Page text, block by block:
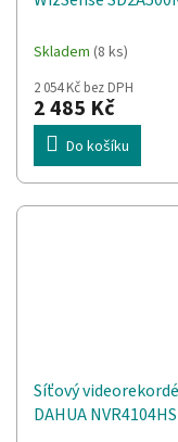
Turret
1920 px Strop/zeď
Skladem (8 ks)
2 054 Kč bez DPH
2 485 Kč
Do košíku
Síťový
DAHUA